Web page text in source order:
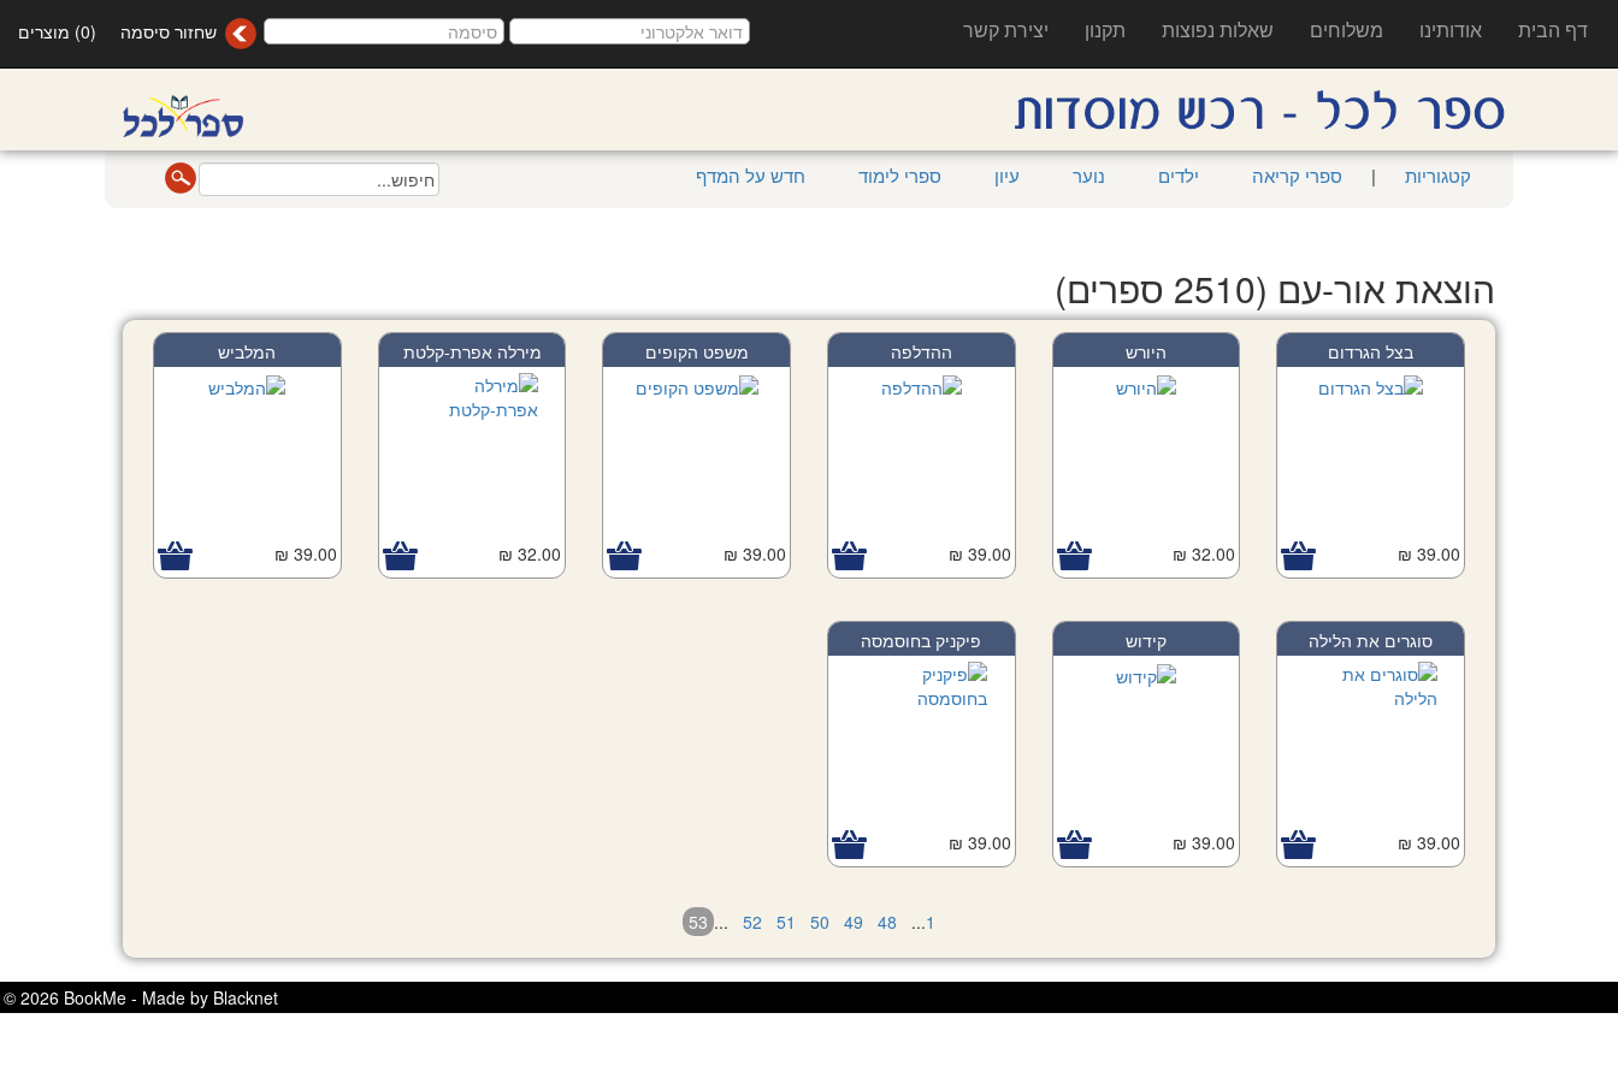
דף הבית אודותינו משלוחים שאלות נפוצות תקנון יצירת קשר שחזור סיסמה (0) מוצרים
קטגוריות | ספרי קריאה ילדים נוער עיון ספרי לימוד חדש על המדף
הוצאת אור-עם (2510 ספרים)
בצל הגרדום
39.00 ₪
היורש
32.00 ₪
ההדלפה
39.00 ₪
משפט הקופים
39.00 ₪
מירלה אפרת-קלטת
32.00 ₪
המלביש
Add to Cart
39.00 ₪
סוגרים את הלילה
39.00 ₪
קידוש
39.00 ₪
פיקניק בחוסמסה
39.00 ₪
1
...
48
49
50
51
52
...
53
© 2026 BookMe - Made by Blacknet